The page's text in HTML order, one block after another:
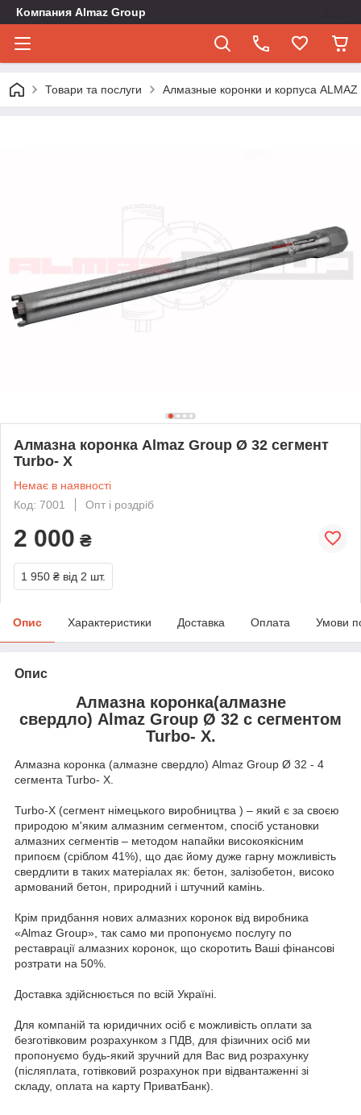
Компания Almaz Group
Товари та послуги Алмазные коронки и корпуса ALMAZ
Алмазна коронка Almaz Group Ø 32 сегмент
Turbo- X
Немає в наявності
Код: 7001
Опт і роздріб
2 000 ₴
1 950 ₴ від 2 шт.
Опис Характеристики Доставка Оплата Умови
Опис
Алмазна коронка(алмазне
свердло) Almaz Group Ø 32 c сегментом
Turbo- X.
Алмазна коронка (алмазне свердло) Almaz Group Ø 32 - 4
сегмента Turbo- X.
Turbo-X (сегмент німецького виробництва ) – який є за своєю
природою м'яким алмазним сегментом, спосіб установки
алмазних сегментів – методом напайки високоякісним
припоєм (сріблом 41%), що дає йому дуже гарну можливість
свердлити в таких матеріалах як: бетон, залізобетон, високо
армований бетон, природний і штучний камінь.
Крім придбання нових алмазних коронок від виробника
«Almaz Group», так само ми пропонуємо послугу по
реставрації алмазних коронок, що скоротить Ваші фінансові
розтрати на 50%.
Доставка здійснюється по всій Україні.
Для компаній та юридичних осіб є можливість оплати за
безготівковим розрахунком з ПДВ, для фізичних осіб ми
пропонуємо будь-який зручний для Вас вид розрахунку
(післяплата, готівковий розрахунок при відвантаженні зі
складу, оплата на карту ПриватБанк).